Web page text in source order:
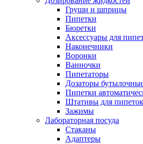
Груши и шприцы
Пипетки
Бюретки
Аксессуары для
Наконечники
Воронки
Ванночки
Пипетаторы
Дозаторы
Пипетки
Штативы для пипеток
Зажимы
Лабораторная посуда
Стаканы
Адаптеры